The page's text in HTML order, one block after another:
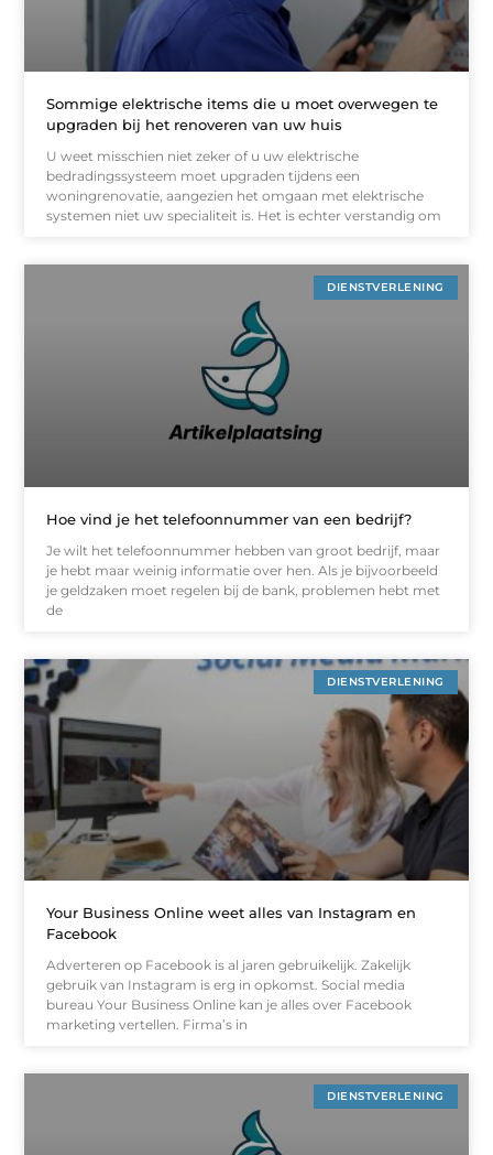
Sommige elektrische items die u moet overwegen te
upgraden bij het renoveren van uw huis
U weet misschien niet zeker of u uw elektrische
bedradingssysteem moet upgraden tijdens een
woningrenovatie, aangezien het omgaan met elektrische
systemen niet uw specialiteit is. Het is echter verstandig om
DIENSTVERLENING
Hoe vind je het telefoonnummer van een bedrijf?
Je wilt het telefoonnummer hebben van groot bedrijf, maar
je hebt maar weinig informatie over hen. Als je bijvoorbeeld
je geldzaken moet regelen bij de bank, problemen hebt met
de
DIENSTVERLENING
Your Business Online weet alles van Instagram en
Facebook
Adverteren op Facebook is al jaren gebruikelijk. Zakelijk
gebruik van Instagram is erg in opkomst. Social media
bureau Your Business Online kan je alles over Facebook
marketing vertellen. Firma’s in
DIENSTVERLENING